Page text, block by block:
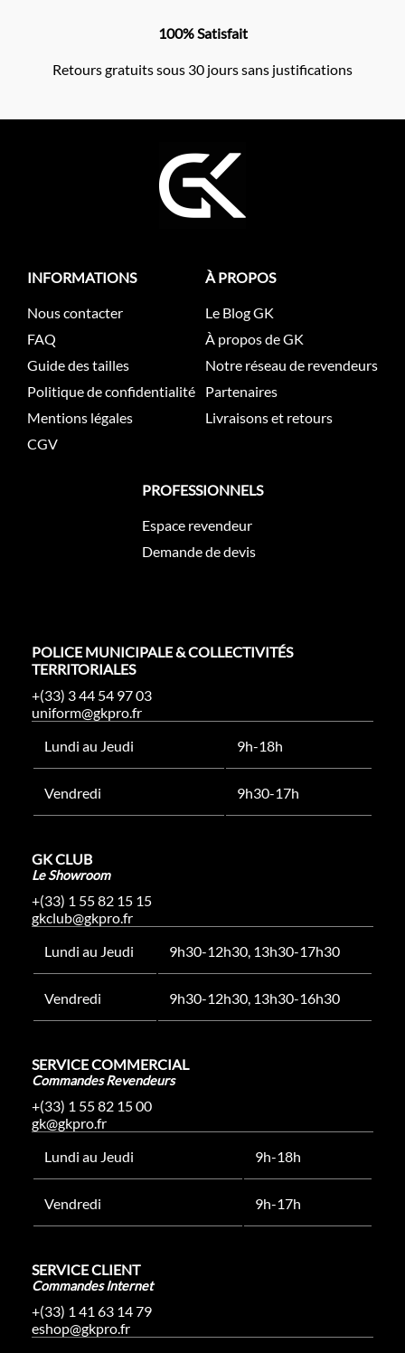
100% Satisfait
Retours gratuits sous 30 jours sans justifications
INFORMATIONS
Nous contacter
FAQ
Guide des tailles
Politique de confidentialité
Mentions légales
CGV
À PROPOS
Le Blog GK
À propos de GK
Notre réseau de revendeurs
Partenaires
Livraisons et retours
PROFESSIONNELS
Espace revendeur
Demande de devis
POLICE MUNICIPALE & COLLECTIVITÉS
TERRITORIALES
+(33) 3 44 54 97 03
uniform@gkpro.fr
Lundi au Jeudi
9h-18h
Vendredi 9h30-17h
GK CLUB
Le Showroom
+(33) 1 55 82 15 15
gkclub@gkpro.fr
Lundi au Jeudi
9h30-12h30, 13h30-17h30
Vendredi 9h30-12h30, 13h30-16h30
SERVICE COMMERCIAL
Commandes Revendeurs
+(33) 1 55 82 15 00
gk@gkpro.fr
Lundi au Jeudi
9h-18h
Vendredi 9h-17h
SERVICE CLIENT
Commandes Internet
+(33) 1 41 63 14 79
eshop@gkpro.fr